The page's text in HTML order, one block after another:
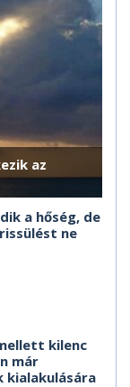
az
a hőség, de
ne
kilenc
már
kialakulására